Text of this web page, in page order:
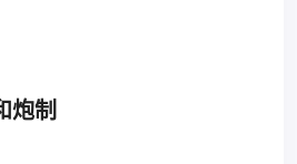
炮制